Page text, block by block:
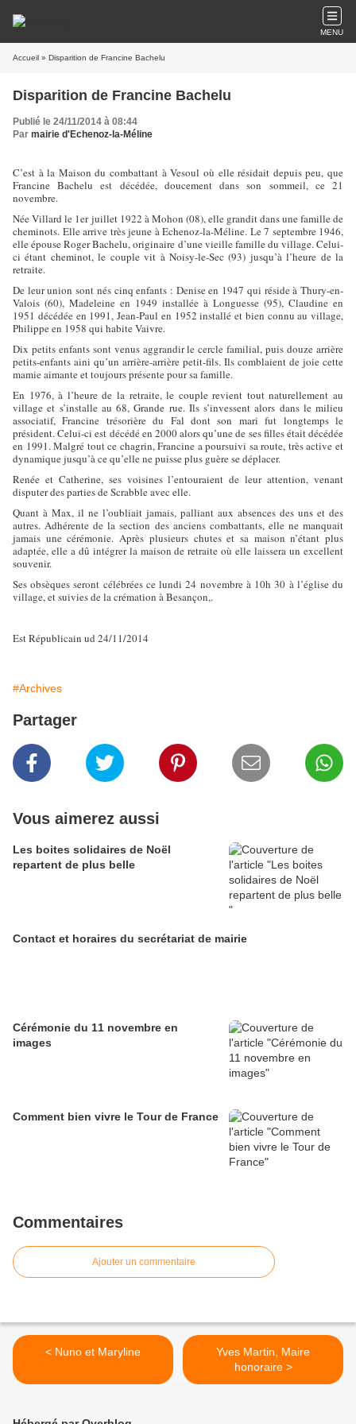
MENU
Accueil » Disparition de Francine Bachelu
Disparition de Francine Bachelu
Publié le 24/11/2014 à 08:44
Par mairie d'Echenoz-la-Méline
C’est à la Maison du combattant à Vesoul où elle résidait depuis peu, que
Francine Bachelu est décédée, doucement dans son sommeil, ce 21
novembre.
Née Villard le 1erjuillet 1922 à Mohon (08), elle grandit dans une famille de
cheminots. Elle arrive très jeune à Echenoz-la-Méline. Le 7 septembre 1946,
elle épouse Roger Bachelu, originaire d’une vieille famille du village. Celui-
ci étant cheminot, le couple vit à Noisy-le-Sec (93) jusqu’à l’heure de la
retraite.
De leur union sont nés cinq enfants : Denise en 1947 qui réside à Thury-en-
Valois (60), Madeleine en 1949 installée à Longuesse (95), Claudine en
1951 décédée en 1991, Jean-Paul en 1952 installé et bien connu au village,
Philippe en 1958 qui habite Vaivre.
Dix petits enfants sont venus aggrandir le cercle familial, puis douze arrière
petits-enfants aini qu’un arrière-arrière petit-fils. Ils comblaient de joie cette
mamie aimante et toujours présente pour sa famille.
En 1976, à l’heure de la retraite, le couple revient tout naturellement au
village et s’installe au 68, Grande rue. Ils s’invessent alors dans le milieu
associatif, Francine trésorière du Fal dont son mari fut longtemps le
président. Celui-ci est décédé en 2000 alors qu’une de ses filles était décédée
en 1991. Malgré tout ce chagrin, Francine a poursuivi sa route, très active et
dynamique jusqu’à ce qu’elle ne puisse plus guère se déplacer.
Renée et Catherine, ses voisines l’entouraient de leur attention, venant
disputer des parties de Scrabble avec elle.
Quant à Max, il ne l’oubliait jamais, palliant aux absences des uns et des
autres. Adhérente de la section des anciens combattants, elle ne manquait
jamais une cérémonie. Après plusieurs chutes et sa maison n’étant plus
adaptée, elle a dû intégrer la maison de retraite où elle laissera un excellent
souvenir.
Ses obsèques seront célébrées ce lundi 24 novembre à 10h 30 à l’église du
village, et suivies de la crémation à Besançon,.
Est Républicain ud 24/11/2014
#Archives
Partager
Vous aimerez aussi
Les boites solidaires de Noël
repartent de plus belle
Contact et horaires du secrétariat de mairie
Cérémonie du 11 novembre en
images
Comment bien vivre le Tour de France
Commentaires
Ajouter un commentaire
< Nuno et Maryline
Yves Martin, Maire
honoraire >